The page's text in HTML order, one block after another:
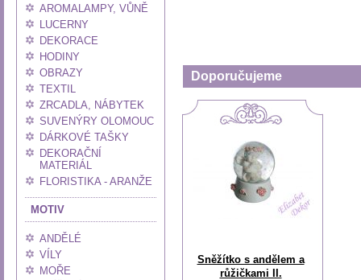
AROMALAMPY, VŮNĚ
LUCERNY
DEKORACE
HODINY
OBRAZY
TEXTIL
ZRCADLA, NÁBYTEK
SUVENÝRY OLOMOUC
DÁRKOVÉ TAŠKY
DEKORAČNÍ
MATERIÁL
FLORISTIKA - ARANŽE
MOTIV
ANDĚLÉ
VÍLY
MOŘE
Doporučujeme
Sněžítko s andělem a
růžičkami II.